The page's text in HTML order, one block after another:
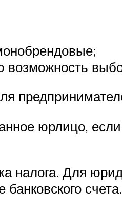
возможность
юрлицо,
налога. Для
банковского счета.